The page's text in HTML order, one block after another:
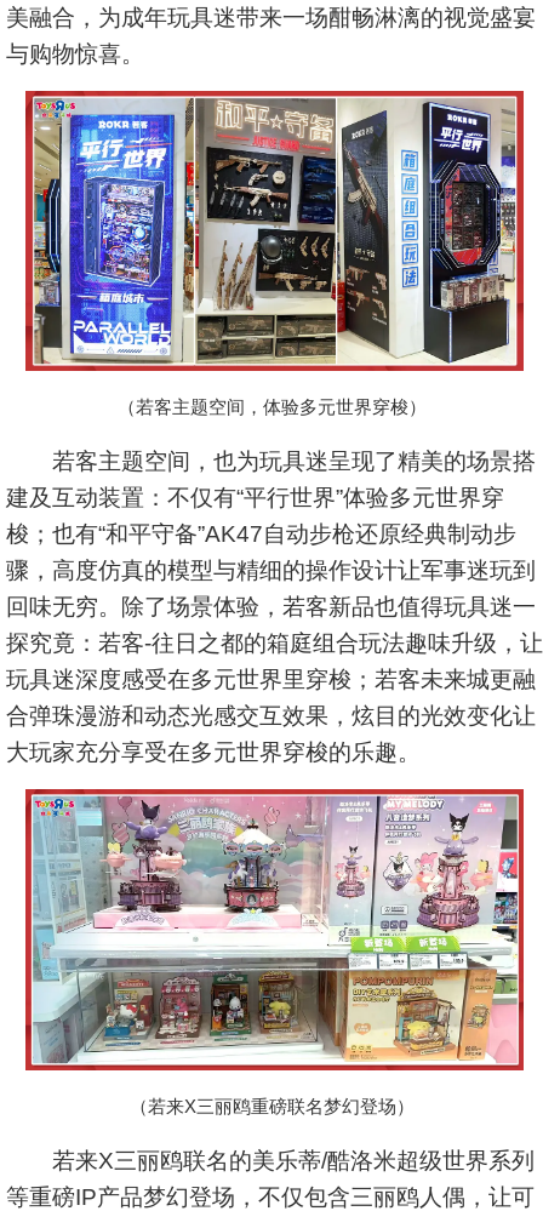
美融合，为成年玩具迷带来一场酣畅淋漓的视觉盛宴
与购物惊喜。
（若客主题空间，体验多元世界穿梭）
若客主题空间，也为玩具迷呈现了精美的场景搭
建及互动装置：不仅有“平行世界”体验多元世界穿
梭；也有“和平守备”AK47自动步枪还原经典制动步
骤，高度仿真的模型与精细的操作设计让军事迷玩到
回味无穷。除了场景体验，若客新品也值得玩具迷一
探究竟：若客-往日之都的箱庭组合玩法趣味升级，让
玩具迷深度感受在多元世界里穿梭；若客未来城更融
合弹珠漫游和动态光感交互效果，炫目的光效变化让
大玩家充分享受在多元世界穿梭的乐趣。
（若来X三丽鸥重磅联名梦幻登场）
若来X三丽鸥联名的美乐蒂/酷洛米超级世界系列
等重磅IP产品梦幻登场，不仅包含三丽鸥人偶，让可